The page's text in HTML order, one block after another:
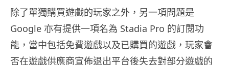
除了單獨購買遊戲的玩家之外，另一項問題是
Google 亦有提供一項名為 Stadia Pro 的訂閱功
能，當中包括免費遊戲以及已購買的遊戲，玩家會
否在遊戲供應商宣佈退出平台後失去對部分遊戲的